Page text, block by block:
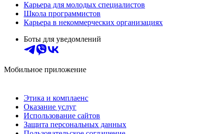
Карьера для молодых специалистов
Школа программистов
Карьера в некоммерческих организациях
Боты для уведомлений
Мобильное приложение
Этика и комплаенс
Оказание услуг
Использование сайтов
Защита персональных данных